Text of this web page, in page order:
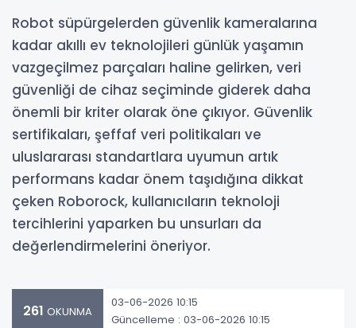
Robot süpürgelerden güvenlik kameralarına
kadar akıllı ev teknolojileri günlük yaşamın
vazgeçilmez parçaları haline gelirken, veri
güvenliği de cihaz seçiminde giderek daha
önemli bir kriter olarak öne çıkıyor. Güvenlik
sertifikaları, şeffaf veri politikaları ve
uluslararası standartlara uyumun artık
performans kadar önem taşıdığına dikkat
çeken Roborock, kullanıcıların teknoloji
tercihlerini yaparken bu unsurları da
değerlendirmelerini öneriyor.
261 OKUNMA
03-06-2026 10:15
Güncelleme : 03-06-2026 10:15